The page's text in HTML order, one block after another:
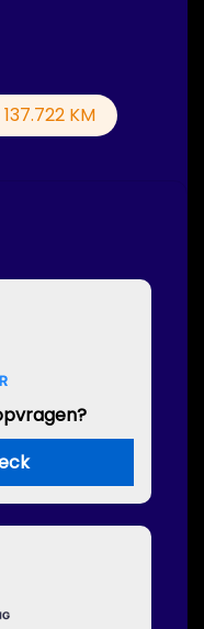
137.722 KM